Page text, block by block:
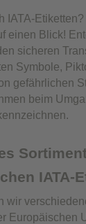
IATA-Etiketten?
einen Blick!
sicheren
Symbole,
gefährlichen
beim
IATA-
wir
Europäischen